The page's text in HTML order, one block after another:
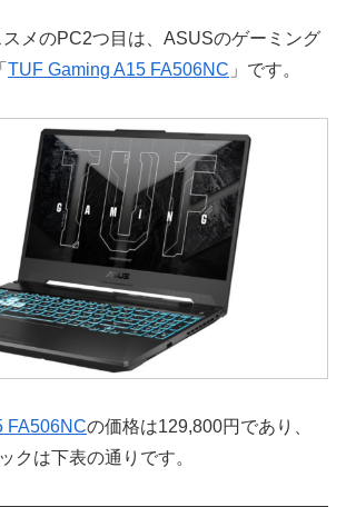
メのPC2つ目は、ASUSのゲーミング
TUF Gaming A15 FA506NC 」です。
FA506NCの価格は129,800円であり、
クは下表の通りです。